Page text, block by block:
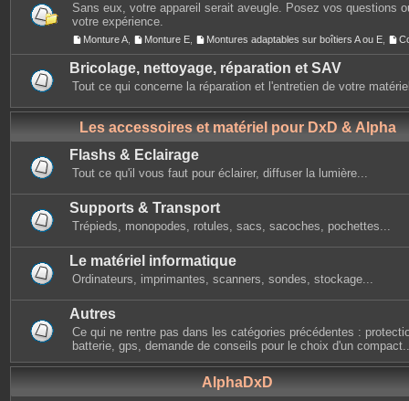
Sans eux, votre appareil serait aveugle. Posez vos questions
votre expérience.
Monture A Monture E Montures adaptables sur boîtiers A ou E
Bricolage, nettoyage, réparation et SAV
Tout ce qui concerne la réparation et l'entretien de votre
Les accessoires et matériel pour DxD & Alpha
Flashs & Eclairage
Tout ce qu'il vous faut pour éclairer, diffuser la lumière...
Supports & Transport
Trépieds, monopodes, rotules, sacs, sacoches, pochettes...
Le matériel informatique
Ordinateurs, imprimantes, scanners, sondes, stockage...
Autres
Ce qui ne rentre pas dans les catégories précédentes :
batterie, gps, demande de conseils pour le choix d'un
AlphaDxD